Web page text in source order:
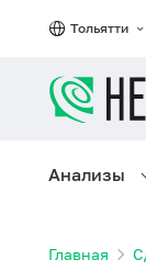
Тольятти
Анализы
Главная